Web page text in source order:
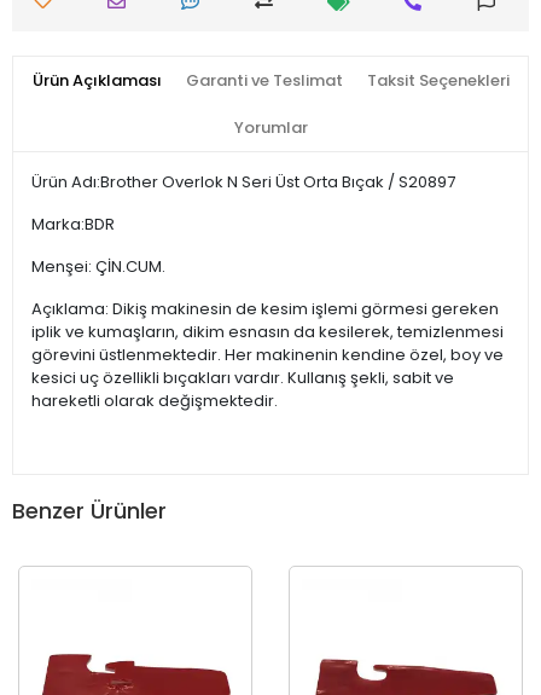
Ürün Açıklaması Garanti ve Teslimat Taksit Seçenekleri
Yorumlar
Ürün Adı:Brother Overlok N Seri Üst Orta Bıçak / S20897
Marka:BDR
Menşei: ÇİN.CUM.
Açıklama: Dikiş makinesin de kesim işlemi görmesi gereken
iplik ve kumaşların, dikim esnasın da kesilerek, temizlenmesi
görevini üstlenmektedir. Her makinenin kendine özel, boy ve
kesici uç özellikli bıçakları vardır. Kullanış şekli, sabit ve
hareketli olarak değişmektedir.
Benzer Ürünler